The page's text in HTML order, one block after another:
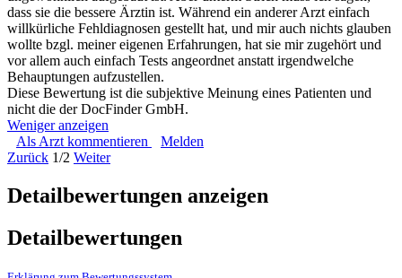
dass sie die bessere Ärztin ist. Während ein anderer Arzt einfach
willkürliche Fehldiagnosen gestellt hat, und mir auch nichts glauben
wollte bzgl. meiner eigenen Erfahrungen, hat sie mir zugehört und
vor allem auch einfach Tests angeordnet anstatt irgendwelche
Behauptungen aufzustellen.
Diese Bewertung ist die subjektive Meinung eines Patienten und
nicht die der DocFinder GmbH.
Weniger anzeigen
Als Arzt kommentieren
Melden
Zurück 1/2 Weiter
Detailbewertungen anzeigen
Detailbewertungen